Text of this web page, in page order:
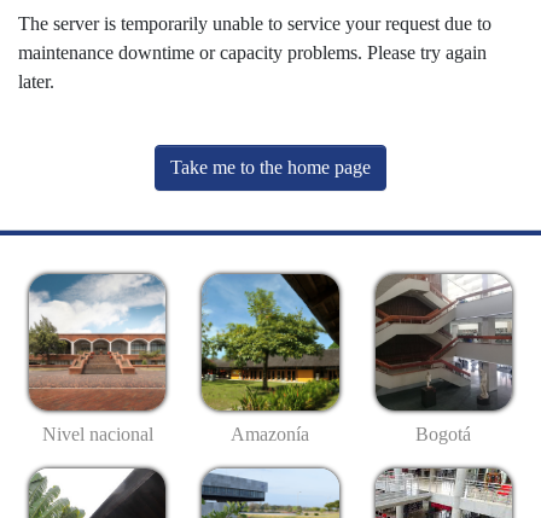
The server is temporarily unable to service your request due to
maintenance downtime or capacity problems. Please try again
later.
Take me to the home page
Nivel nacional Amazonía Bogotá